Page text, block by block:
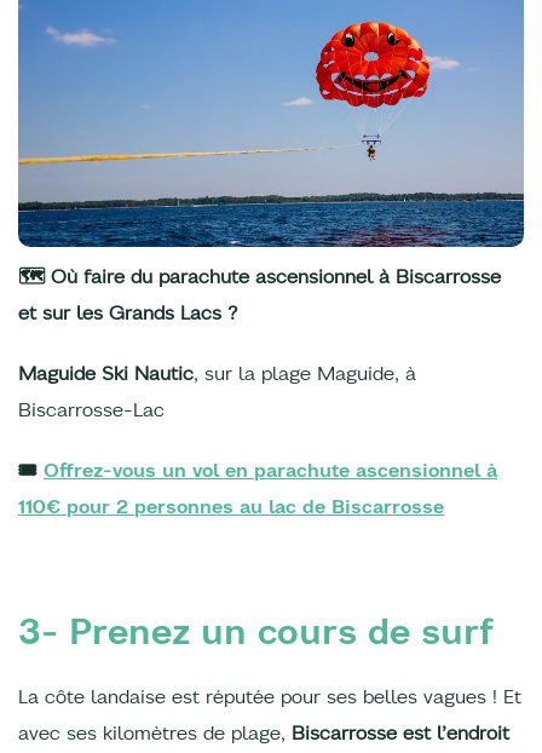
🗺️ Où faire du parachute ascensionnel à Biscarrosse
et sur les Grands Lacs ?
Maguide Ski Nautic, sur la plage Maguide, à
Biscarrosse-Lac
🎟️ Offrez-vous un vol en parachute ascensionnel à
110€ pour 2 personnes au lac de Biscarrosse
3- Prenez un cours de surf
La côte landaise est réputée pour ses belles vagues ! Et
avec ses kilomètres de plage, Biscarrosse est l’endroit